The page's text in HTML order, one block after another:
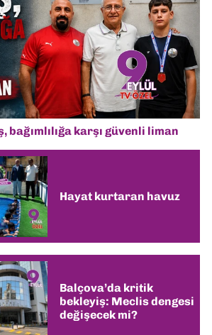
bağımlılığa karşı güvenli liman
Hayat kurtaran havuz
Balçova’da kritik
bekleyiş: Meclis dengesi
değişecek mi?